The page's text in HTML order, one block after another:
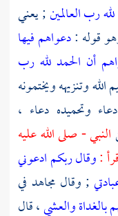
رب العالمين; يعني
قوله :دعواهم فيها
أن الحمد لله رب
وتنزيهه ويختمونه
وتحميده دعاء ،
النبي - صلى الله عليه
:وقال ربكم ادعوني
; وقال مجاهد في
والعشي، قال